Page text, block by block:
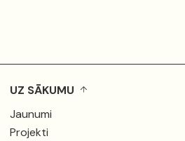
UZ SĀKUMU
Jaunumi
Projekti